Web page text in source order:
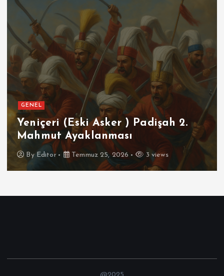
GENEL
Yeniçeri (Eski Asker ) Padişah 2.
Mahmut Ayaklanması
By Editor Temmuz 25, 2026 3 views